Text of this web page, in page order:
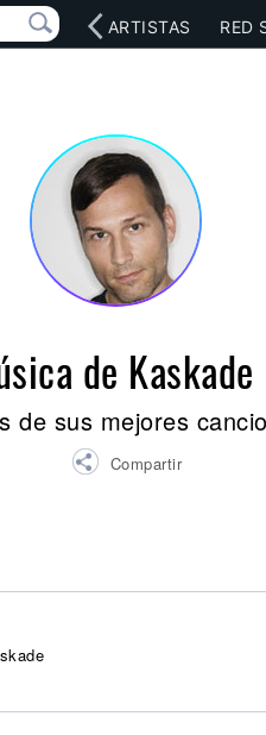
INICIO ARTISTAS RED
de Kaskade
de sus mejores
Compartir